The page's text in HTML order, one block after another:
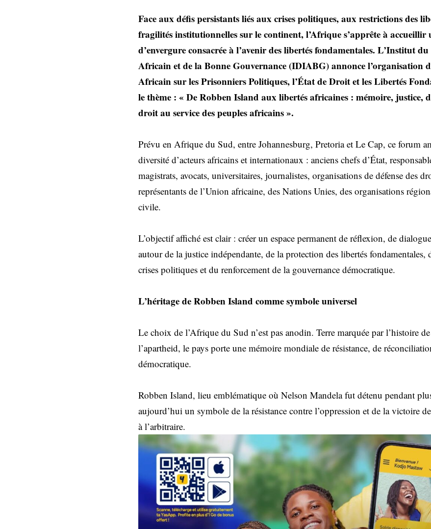
Face aux défis persistants liés aux crises politiques, aux restrictions des
fragilités institutionnelles sur le continent, l’Afrique s’apprête à accueillir
d’envergure consacrée à l’avenir des libertés fondamentales. L’Institut
Africain et de la Bonne Gouvernance (IDIABG) annonce l’organisation
Africain sur les Prisonniers Politiques, l’État de Droit et les Libertés
le thème : « De Robben Island aux libertés africaines : mémoire, justice,
droit au service des peuples africains ».
Prévu en Afrique du Sud, entre Johannesburg, Pretoria et Le Cap, ce forum
diversité d’acteurs africains et internationaux : anciens chefs d’État,
magistrats, avocats, universitaires, journalistes, organisations de défense des
représentants de l’Union africaine, des Nations Unies, des organisations
civile.
L’objectif affiché est clair : créer un espace permanent de réflexion, de
autour de la justice indépendante, de la protection des libertés fondamentales,
crises politiques et du renforcement de la gouvernance démocratique.
L’héritage de Robben Island comme symbole universel
Le choix de l’Afrique du Sud n’est pas anodin. Terre marquée par l’histoire
l’apartheid, le pays porte une mémoire mondiale de résistance, de
démocratique.
Robben Island, lieu emblématique où Nelson Mandela fut détenu pendant
aujourd’hui un symbole de la résistance contre l’oppression et de la victoire
à l’arbitraire.